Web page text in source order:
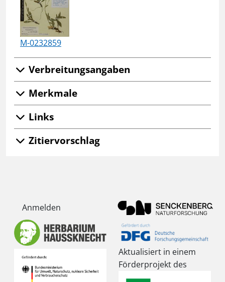
M-0232859
Verbreitungsangaben
Merkmale
Links
Zitiervorschlag
Anmelden
Aktualisiert in einem
Förderprojekt des